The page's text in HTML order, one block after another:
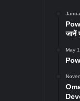
जानें
May